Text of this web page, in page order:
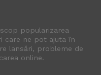
popularizarea
care ne pot ajuta în
lansări, probleme de
online.